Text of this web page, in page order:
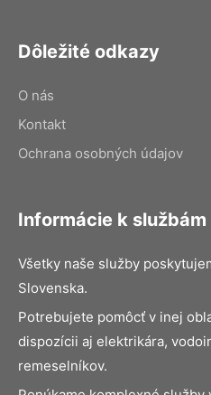
Dôležité odkazy
O nás
Kontakt
Ochrana osobných údajov
Informácie k službám
Všetky naše služby
Slovenska.
Potrebujete pomôcť v inej
dispozícii aj elektrikára,
remeselníkov.